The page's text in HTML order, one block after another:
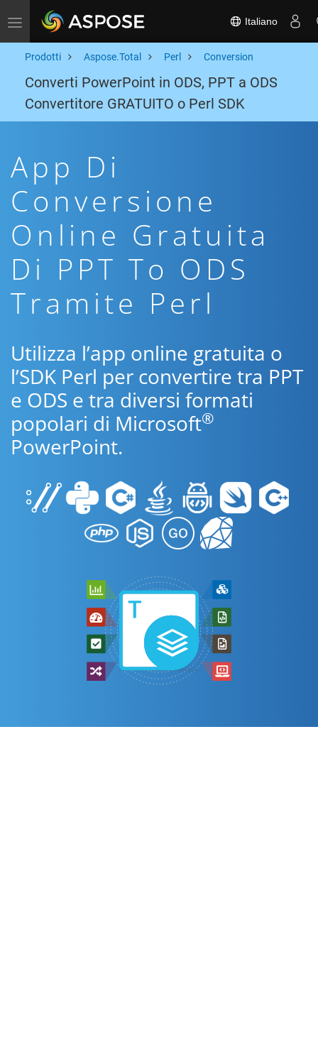
Toggle navigation Italiano
Prodotti Aspose.Total Perl Conversion
Converti PowerPoint in ODS, PPT a ODS
Convertitore GRATUITO o Perl SDK
App Di
Conversione
Online Gratuita
Di PPT To ODS
Tramite Perl
Utilizza l’app online gratuita o
l’SDK Perl per convertire tra PPT
e ODS e tra diversi formati
popolari di Microsoft®
PowerPoint.